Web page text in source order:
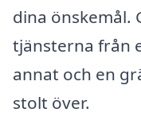
dina önskemål.
tjänsterna från
annat och en
stolt över.